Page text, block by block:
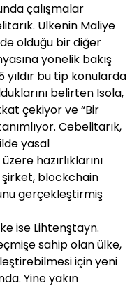
çalışmalar
Ülkenin Maliye
olduğu bir diğer
yönelik bakış
yıldır bu tip konularda
belirten Isola,
çekiyor ve “Bir
Cebelitarık,
yasal
hazırlıklarını
blockchain
gerçekleştirmiş
ise Lihtenştayn.
sahip olan ülke,
için yeni
Yine yakın